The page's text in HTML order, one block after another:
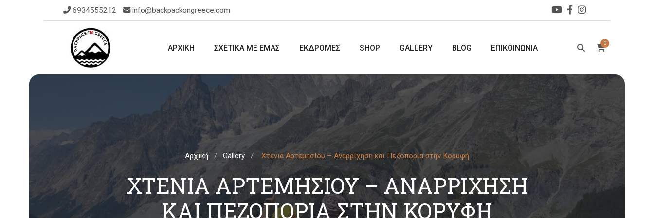
6934555212 info@backpackongreece.com
ΑΡΧΙΚΗ ΣΧΕΤΙΚΑ ΜΕ ΕΜΑΣ ΕΚΔΡΟΜΕΣ SHOP GALLERY BLOG ΕΠΙΚΟΙΝΩΝΙΑ 0
Αρχική Gallery Χτένια Αρτεμησίου – Αναρρίχηση και Πεζοπορία στην Κορυφή
ΧΤΈΝΙΑ ΑΡΤΕΜΗΣΊΟΥ – ΑΝΑΡΡΊΧΗΣΗ
ΚΑΙ ΠΕΖΟΠΟΡΊΑ ΣΤΗΝ ΚΟΡΥΦΉ